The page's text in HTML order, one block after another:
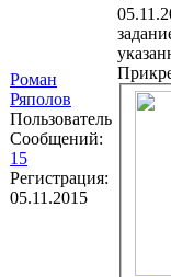
Роман
Ряполов
Пользователь
Сообщений:
15
Регистрация:
05.11.2015